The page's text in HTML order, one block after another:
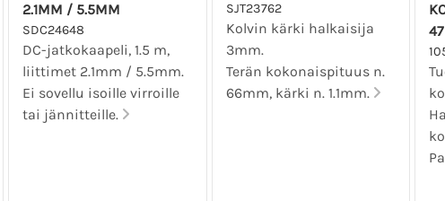
2.1MM / 5.5MM
SDC24648
DC-jatkokaapeli, 1.5 m,
liittimet 2.1mm / 5.5mm.
Ei sovellu isoille virroille
tai jännitteille.
SJT23762
Kolvin kärki halkaisija
3mm.
Terän kokonaispituus n.
66mm, kärki n. 1.1mm.